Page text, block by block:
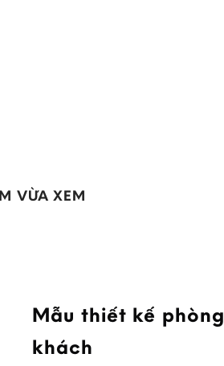
VỪA XEM
Mẫu thiết kế phòng
khách